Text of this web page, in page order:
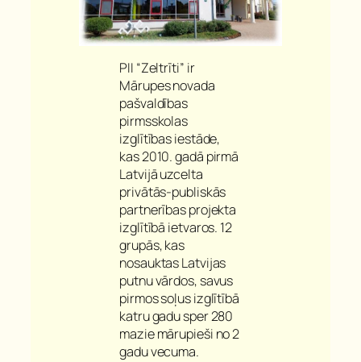
PII “Zeltrīti” ir
Mārupes novada
pašvaldības
pirmsskolas
izglītības iestāde,
kas 2010. gadā pirmā
Latvijā uzcelta
privātās-publiskās
partnerības projekta
izglītībā ietvaros. 12
grupās, kas
nosauktas Latvijas
putnu vārdos, savus
pirmos soļus izglītībā
katru gadu sper 280
mazie mārupieši no 2
gadu vecuma.